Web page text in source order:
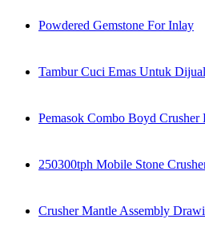
Powdered Gemstone For Inlay
Tambur Cuci Emas Untuk
Pemasok Combo Boyd Crusher
250300tph Mobile Stone
Crusher Mantle Assembly